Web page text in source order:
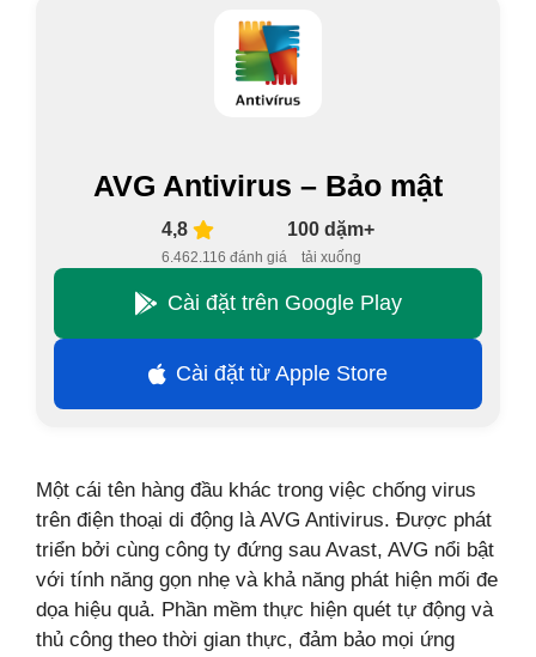
AVG Antivirus – Bảo mật
4,8
6.462.116 đánh giá
100 dặm+
tải xuống
Cài đặt trên Google Play
Cài đặt từ Apple Store
Một cái tên hàng đầu khác trong việc chống virus
trên điện thoại di động là AVG Antivirus. Được phát
triển bởi cùng công ty đứng sau Avast, AVG nổi bật
với tính năng gọn nhẹ và khả năng phát hiện mối đe
dọa hiệu quả. Phần mềm thực hiện quét tự động và
thủ công theo thời gian thực, đảm bảo mọi ứng